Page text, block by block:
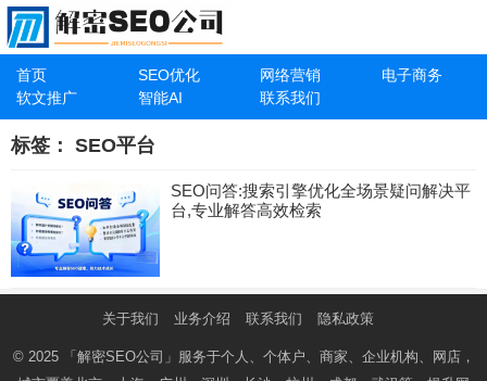
首页 SEO优化 网络营销
电子商务
软文推广
智能AI 联系我们
标签： SEO平台
SEO问答:搜索引擎优化全场景疑问解决平
台,专业解答高效检索
关于我们 业务介绍 联系我们 隐私政策
© 2025 「解密SEO公司」 服务于个人、个体户、商家、企业机构、网店，